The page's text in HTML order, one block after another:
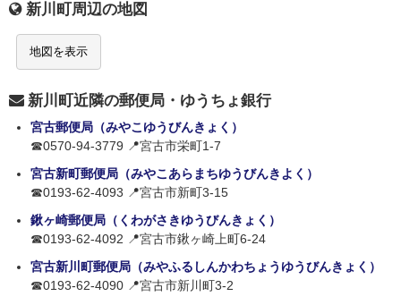
新川町周辺の地図
地図を表示
新川町近隣の郵便局・ゆうちょ銀行
宮古郵便局（みやこゆうびんきょく）
☎0570-94-3779 📍宮古市栄町1-7
宮古新町郵便局（みやこあらまちゆうびんきよく）
☎0193-62-4093 📍宮古市新町3-15
鍬ヶ崎郵便局（くわがさきゆうびんきょく）
☎0193-62-4092 📍宮古市鍬ヶ崎上町6-24
宮古新川町郵便局（みやふるしんかわちょうゆうびんきょく）
☎0193-62-4090 📍宮古市新川町3-2